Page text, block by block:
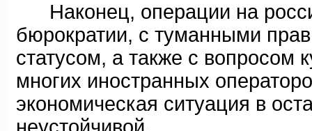
Наконец, операции на
бюрократии, с туманными
статусом, а также с вопросом
многих иностранных
экономическая ситуация в